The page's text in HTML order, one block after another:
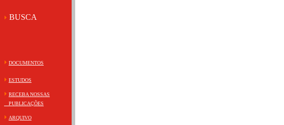
BUSCA
DOCUMENTOS
ESTUDOS
RECEBA NOSSAS
PUBLICAÇÕES
ARQUIVO